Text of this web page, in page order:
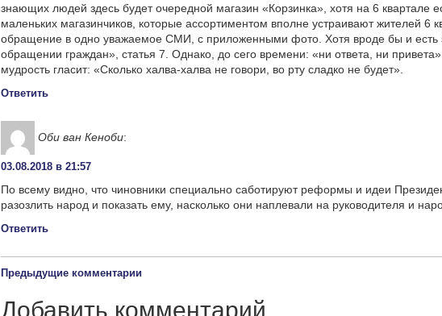
знающих людей здесь будет очередной магазин «Корзинка», хотя на 6 квартале
маленьких магазинчиков, которые ассортиментом вполне устраивают жителей 6
обращение в одно уважаемое СМИ, с приложенными фото. Хотя вроде бы и есть
обращении граждан», статья 7. Однако, до сего времени: «ни ответа, ни
мудрость гласит: «Сколько халва-халва не говори, во рту сладко не будет».
Ответить
Оби ван Кеноби:
03.08.2018 в 21:57
По всему видно, что чиновники специально саботируют реформы и идеи
разозлить народ и показать ему, насколько они наплевали на руководителя и
Ответить
Предыдущие комментарии
Добавить комментарий